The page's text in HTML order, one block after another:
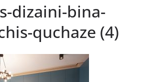
dizaini-bina-
quchaze (4)